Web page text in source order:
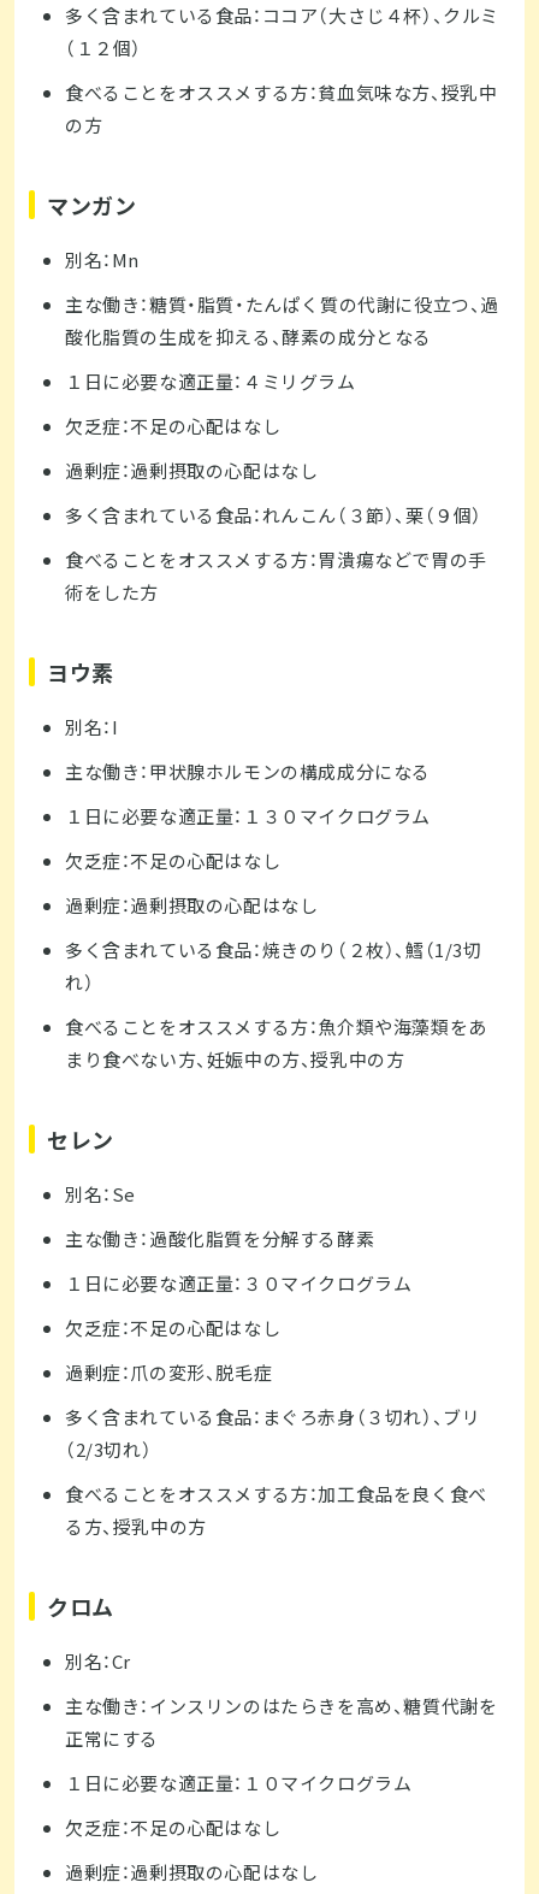
多く含まれている食品：ココア（大さじ４杯）、クルミ
（１２個）
食べることをオススメする方：貧血気味な方、授乳中
の方
マンガン
別名：Mn
主な働き：糖質・脂質・たんぱく質の代謝に役立つ、過
酸化脂質の生成を抑える、酵素の成分となる
１日に必要な適正量：４ミリグラム
欠乏症：不足の心配はなし
過剰症：過剰摂取の心配はなし
多く含まれている食品：れんこん（３節）、栗（９個）
食べることをオススメする方：胃潰瘍などで胃の手
術をした方
ヨウ素
別名：I
主な働き：甲状腺ホルモンの構成成分になる
１日に必要な適正量：１３０マイクログラム
欠乏症：不足の心配はなし
過剰症：過剰摂取の心配はなし
多く含まれている食品：焼きのり（２枚）、鱈（1/3切
れ）
食べることをオススメする方：魚介類や海藻類をあ
まり食べない方、妊娠中の方、授乳中の方
セレン
別名：Se
主な働き：過酸化脂質を分解する酵素
１日に必要な適正量：３０マイクログラム
欠乏症：不足の心配はなし
過剰症：爪の変形、脱毛症
多く含まれている食品：まぐろ赤身（３切れ）、ブリ
（2/3切れ）
食べることをオススメする方：加工食品を良く食べ
る方、授乳中の方
クロム
別名：Cr
主な働き：インスリンのはたらきを高め、糖質代謝を
正常にする
１日に必要な適正量：１０マイクログラム
欠乏症：不足の心配はなし
過剰症：過剰摂取の心配はなし